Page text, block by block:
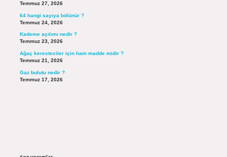
Temmuz 27, 2026
64 hangi sayıya bölünür ?
Temmuz 24, 2026
Kademe açılımı nedir ?
Temmuz 23, 2026
Ağaç keresteciler için ham madde midir ?
Temmuz 21, 2026
Gaz bulutu nedir ?
Temmuz 17, 2026